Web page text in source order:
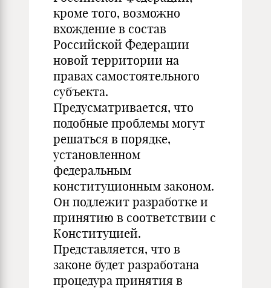
кроме того, возможно
вхождение в состав
Российской Федерации
новой территории на
правах самостоятельного
субъекта.
Предусматривается, что
подобные проблемы могут
решаться в порядке,
установленном
федеральным
конституционным законом.
Он подлежит разработке и
принятию в соответствии с
Конституцией.
Представляется, что в
законе будет разработана
процедура принятия в